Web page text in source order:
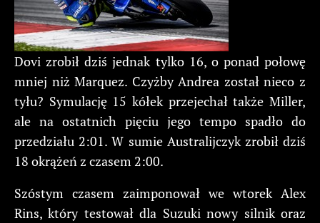
Dovi zrobił dziś jednak tylko 16, o ponad połowę
mniej niż Marquez. Czyżby Andrea został nieco z
tyłu? Symulację 15 kółek przejechał także Miller,
ale na ostatnich pięciu jego tempo spadło do
przedziału 2:01. W sumie Australijczyk zrobił dziś
18 okrążeń z czasem 2:00.
Szóstym czasem zaimponował we wtorek Alex
Rins, który testował dla Suzuki nowy silnik oraz